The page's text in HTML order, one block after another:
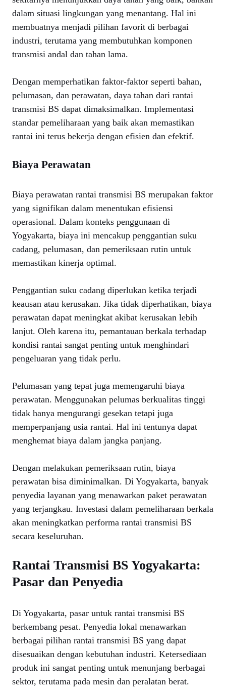
dalam situasi lingkungan yang menantang. Hal ini
membuatnya menjadi pilihan favorit di berbagai
industri, terutama yang membutuhkan komponen
transmisi andal dan tahan lama.
Dengan memperhatikan faktor-faktor seperti bahan,
pelumasan, dan perawatan, daya tahan dari rantai
transmisi BS dapat dimaksimalkan. Implementasi
standar pemeliharaan yang baik akan memastikan
rantai ini terus bekerja dengan efisien dan efektif.
Biaya Perawatan
Biaya perawatan rantai transmisi BS merupakan faktor
yang signifikan dalam menentukan efisiensi
operasional. Dalam konteks penggunaan di
Yogyakarta, biaya ini mencakup penggantian suku
cadang, pelumasan, dan pemeriksaan rutin untuk
memastikan kinerja optimal.
Penggantian suku cadang diperlukan ketika terjadi
keausan atau kerusakan. Jika tidak diperhatikan, biaya
perawatan dapat meningkat akibat kerusakan lebih
lanjut. Oleh karena itu, pemantauan berkala terhadap
kondisi rantai sangat penting untuk menghindari
pengeluaran yang tidak perlu.
Pelumasan yang tepat juga memengaruhi biaya
perawatan. Menggunakan pelumas berkualitas tinggi
tidak hanya mengurangi gesekan tetapi juga
memperpanjang usia rantai. Hal ini tentunya dapat
menghemat biaya dalam jangka panjang.
Dengan melakukan pemeriksaan rutin, biaya
perawatan bisa diminimalkan. Di Yogyakarta, banyak
penyedia layanan yang menawarkan paket perawatan
yang terjangkau. Investasi dalam pemeliharaan berkala
akan meningkatkan performa rantai transmisi BS
secara keseluruhan.
Rantai Transmisi BS Yogyakarta:
Pasar dan Penyedia
Di Yogyakarta, pasar untuk rantai transmisi BS
berkembang pesat. Penyedia lokal menawarkan
berbagai pilihan rantai transmisi BS yang dapat
disesuaikan dengan kebutuhan industri. Ketersediaan
produk ini sangat penting untuk menunjang berbagai
sektor, terutama pada mesin dan peralatan berat.